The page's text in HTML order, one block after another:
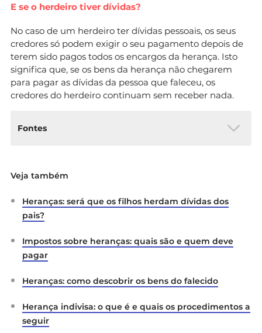
E se o herdeiro tiver dívidas?
No caso de um herdeiro ter dívidas pessoais, os seus
credores só podem exigir o seu pagamento depois de
terem sido pagos todos os encargos da herança. Isto
significa que, se os bens da herança não chegarem
para pagar as dívidas da pessoa que faleceu, os
credores do herdeiro continuam sem receber nada.
Fontes
Lexionário –Dívidas dos
cônjugeseResponsabilidade por dívidas
Veja também
Heranças: será que os filhos herdam dívidas dos
pais?
Impostos sobre heranças: quais são e quem deve
pagar
Heranças: como descobrir os bens do falecido
Herança indivisa: o que é e quais os procedimentos a
seguir